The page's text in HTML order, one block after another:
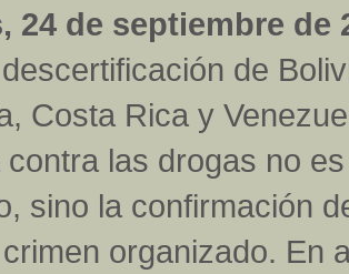
24 de septiembre de
de
Costa Rica y
contra las drogas no
sino la confirmación
organizado. En